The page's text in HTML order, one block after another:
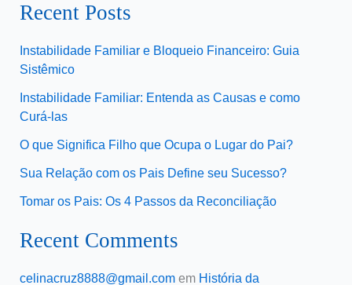
Recent Posts
Instabilidade Familiar e Bloqueio Financeiro: Guia
Sistêmico
Instabilidade Familiar: Entenda as Causas e como
Curá-las
O que Significa Filho que Ocupa o Lugar do Pai?
Sua Relação com os Pais Define seu Sucesso?
Tomar os Pais: Os 4 Passos da Reconciliação
Recent Comments
celinacruz8888@gmail.comem História da